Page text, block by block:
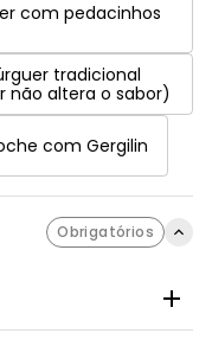
com pedacinhos
tradicional
não altera o sabor)
com Gergilin
Obrigatórios